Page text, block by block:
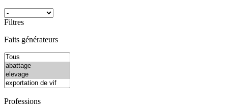
Filtres
Faits générateurs
Professions